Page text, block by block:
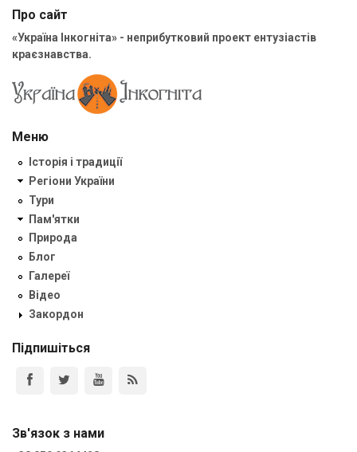
Про сайт
«Україна Інкогніта» - неприбутковий проект ентузіастів
краєзнавства.
Меню
Історія і традиції
Регіони України
Тури
Пам'ятки
Природа
Блог
Галереї
Відео
Закордон
Підпишіться
Зв'язок з нами